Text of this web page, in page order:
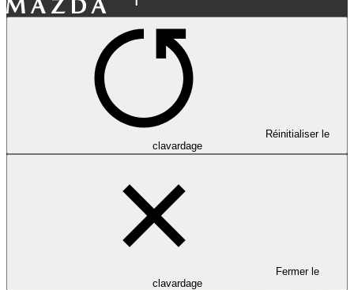
Réinitialiser le
clavardage
Fermer le
clavardage